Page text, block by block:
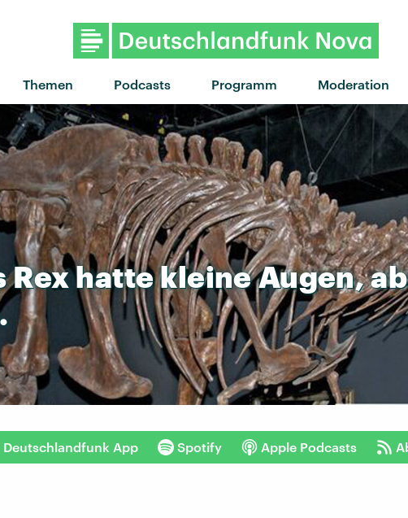
Themen Podcasts Programm Moderation
"Heavy Cross" von
RexhattekleineAugen,
Deutschlandfunk App Spotify Apple Podcasts